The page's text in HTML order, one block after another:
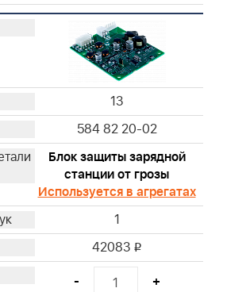
13
584 82 20-02
Блок защиты зарядной
станции от грозы
Используется в агрегатах
1
42083 i
- +